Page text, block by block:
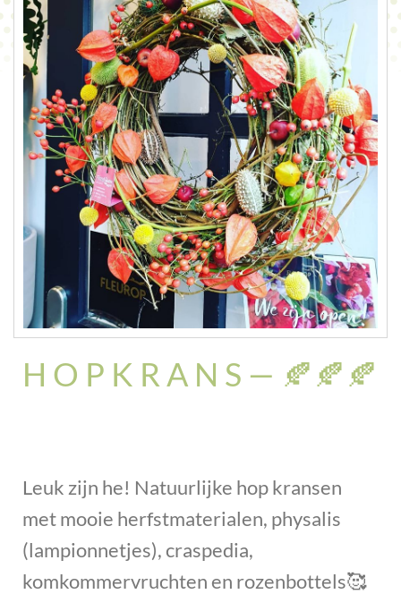
H O P K R A N S — 🍂🍂🍂
Leuk zijn he! Natuurlijke hop kransen
met mooie herfstmaterialen, physalis
(lampionnetjes), craspedia,
komkommervruchten en rozenbottels🥰
CONTACT